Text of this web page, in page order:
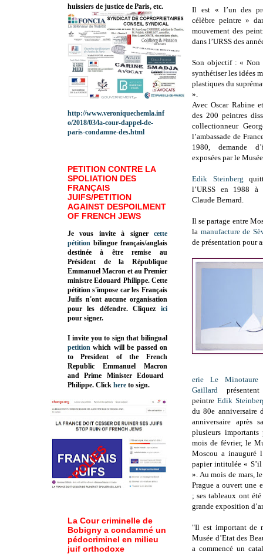
Il est « l’un des
célèbre peintre »
mouvement des
dans l’URSS des
Son objectif : « Non
synthétiser les idées
plastiques du
».
Avec Oscar Rabine
des 200 peintres
collectionneur
l’ambassade de
1980, demande
exposées par le
Edik Steinberg
l’URSS en 1988
Claude Bernard.
Il se partage entre
la manufacture de
de présentation pour
erie Le Minotaure
Gaillard
peintre Edik
du 80e anniversaire
anniversaire après
plusieurs importants
mois de février, le
Moscou a inauguré
papier intitulée «
». Au mois de mars,
Prague a ouvert une
; ses tableaux ont été
grande exposition
"Il est important de
Musée d’Etat des
a commencé un
huissiers de justice de Paris, etc.
http://www.veroniquechemla.inf
o/2018/03/la-cour-dappel-de-
paris-condamne-des.html
PETITION CONTRE LA
SPOLIATION DES
FRANÇAIS
JUIFS/PETITION
AGAINST DESPOILMENT
OF FRENCH JEWS
Je vous invite à signer cette
pétition bilingue français/anglais
destinée à être remise au
Président de la République
Emmanuel Macron et au Premier
ministre Edouard Philippe. Cette
pétition s'impose car les Français
Juifs n'ont aucune organisation
pour les défendre. Cliquez
ici
pour signer.
I invite you to sign that bilingual
petition which will be passed on
to President of the French
Republic Emmanuel Macron
and Prime MinisterEdouard
Philippe. Click here to sign.
La Cour criminelle de
Bobigny a condamné un
pédocriminel en milieu
juif orthodoxe